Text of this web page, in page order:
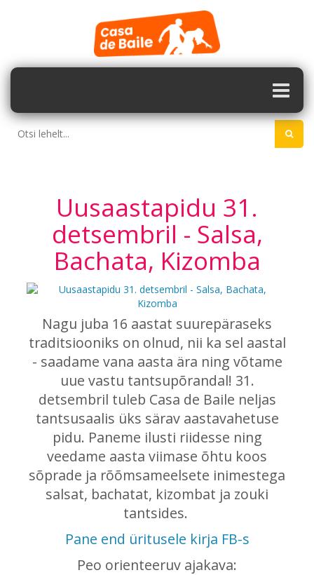
Uusaastapidu 31.
detsembril - Salsa,
Bachata, Kizomba
Nagu juba 16 aastat suurepäraseks
traditsiooniks on olnud, nii ka sel aastal
- saadame vana aasta ära ning võtame
uue vastu tantsupõrandal! 31.
detsembril tuleb Casa de Baile neljas
tantsusaalis üks särav aastavahetuse
pidu. Paneme ilusti riidesse ning
veedame aasta viimase õhtu koos
sõprade ja rõõmsameelsete inimestega
salsat, bachatat, kizombat ja zouki
tantsides.
Pane end üritusele kirja FB-s
Peo orienteeruv ajakava: